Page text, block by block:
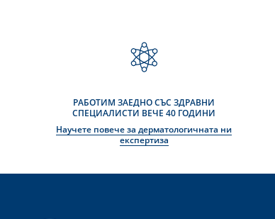
РАБОТИМ ЗАЕДНО СЪС ЗДРАВНИ
СПЕЦИАЛИСТИ ВЕЧЕ 40 ГОДИНИ
Научете повече за дерматологичната ни
експертиза